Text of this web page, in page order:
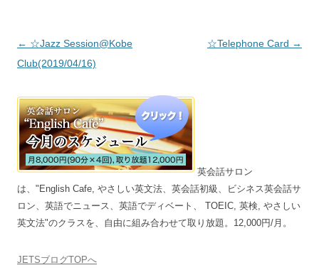
投稿ナビゲーション
← ☆Jazz Session@Kobe
Club(2019/04/16)
☆Telephone Card →
英会話サロン
は、"English Cafe, やさしい英文法、英会話初級、ビシネス英会話サ
ロン、英語でニュース、英語でディベート、 TOEIC, 英検, やさしい
英文法"のクラスを、自由に組み合わせて取り放題。12,000円/月。
JETSブログTOPへ